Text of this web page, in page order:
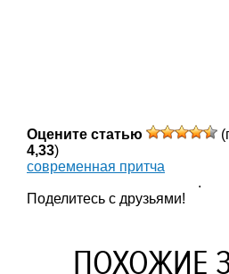
Оцените статью
4,33)
современная притча
.
Поделитесь с друзьями!
ПОХОЖИЕ